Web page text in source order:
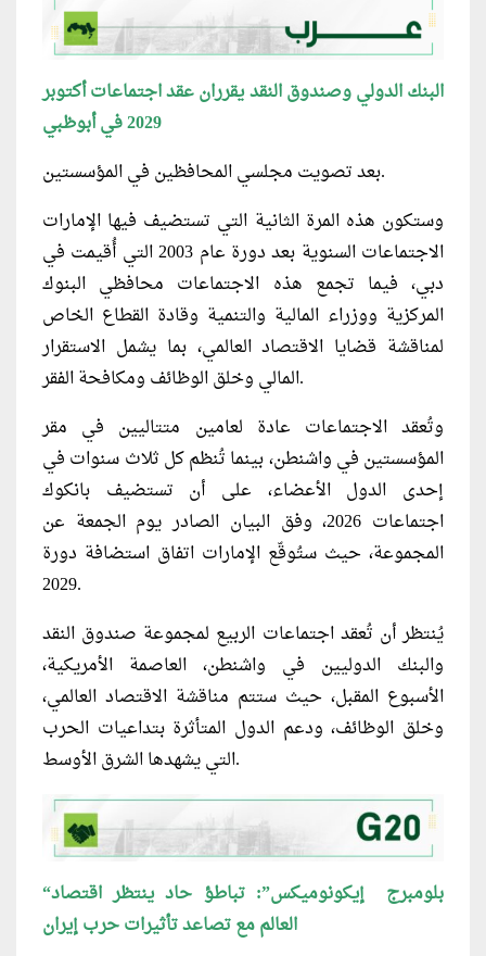
البنك الدولي وصندوق النقد يقرران عقد اجتماعات أكتوبر
بعد تصويت مجلسي المحافظين في المؤسستين.
وستكون هذه المرة الثانية التي تستضيف فيها الإمارات
الاجتماعات السنوية بعد دورة عام 2003 التي أُقيمت في
دبي، فيما تجمع هذه الاجتماعات محافظي البنوك
المركزية ووزراء المالية والتنمية وقادة القطاع الخاص
لمناقشة قضايا الاقتصاد العالمي، بما يشمل الاستقرار
المالي وخلق الوظائف ومكافحة الفقر.
وتُعقد الاجتماعات عادة لعامين متتاليين في مقر
المؤسستين في واشنطن، بينما تُنظم كل ثلاث سنوات في
إحدى الدول الأعضاء، على أن تستضيف بانكوك
اجتماعات 2026، وفق البيان الصادر يوم الجمعة عن
المجموعة، حيث ستُوقّع الإمارات اتفاق استضافة دورة
2029.
يُنتظر أن تُعقد اجتماعات الربيع لمجموعة صندوق النقد
والبنك الدوليين في واشنطن، العاصمة الأمريكية،
الأسبوع المقبل، حيث ستتم مناقشة الاقتصاد العالمي،
وخلق الوظائف، ودعم الدول المتأثرة بتداعيات الحرب
التي يشهدها الشرق الأوسط.
“بلومبرج إيكونوميكس”: تباطؤ حاد ينتظر اقتصاد
العالم مع تصاعد تأثيرات حرب إيران